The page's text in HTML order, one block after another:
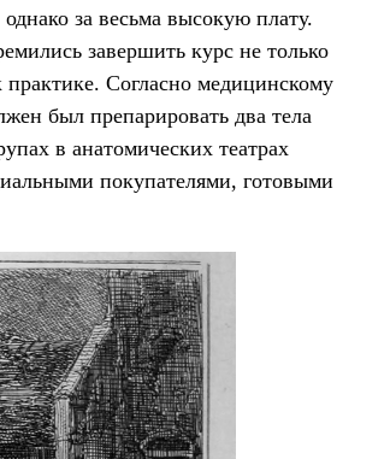
за весьма высокую плату.
завершить курс не только
Согласно медицинскому
был препарировать два тела
в анатомических театрах
покупателями, готовыми